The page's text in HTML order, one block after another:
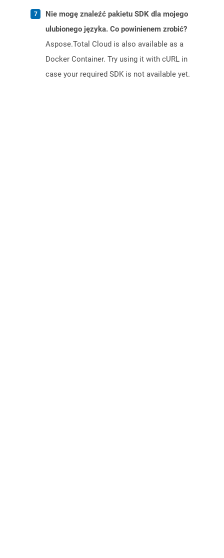
Nie mogę znaleźć pakietu SDK dla mojego
ulubionego języka. Co powinienem zrobić?
Aspose.Total Cloud is also available as a
Docker Container. Try using it with cURL in
case your required SDK is not available yet.